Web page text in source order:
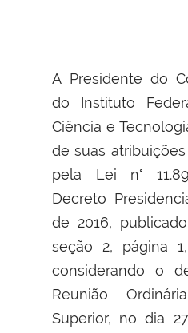
A Presidente do
do Instituto
Ciência e
de suas
pela Lei n°
Decreto
de 2016,
seção 2, página
considerando o
Reunião
Superior, no dia